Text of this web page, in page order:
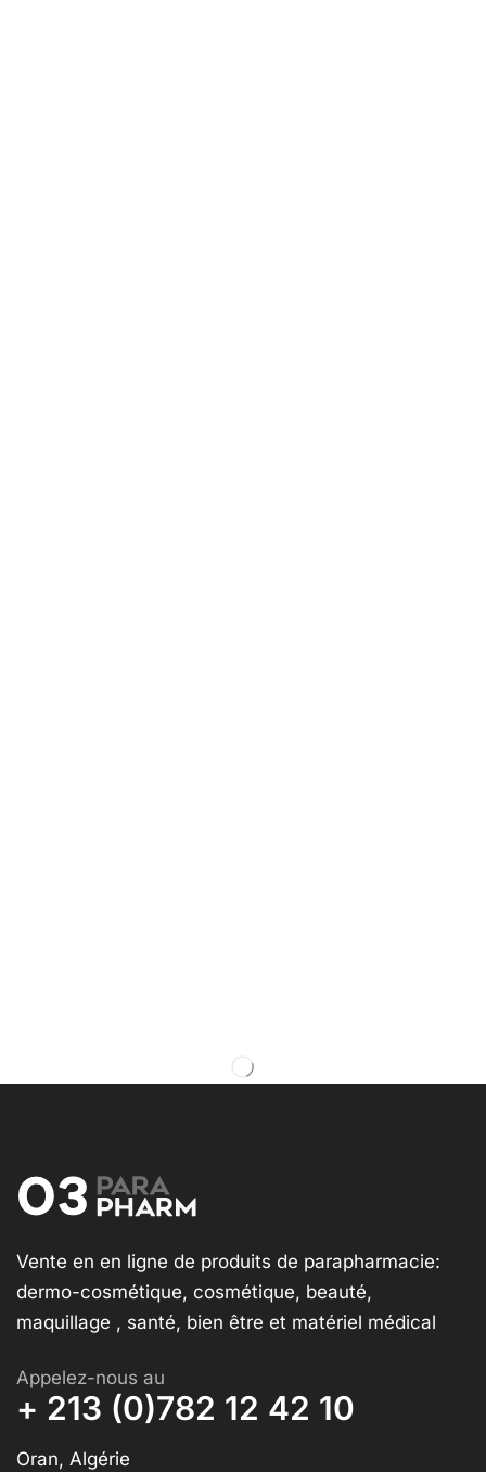
Vente en en ligne de produits de parapharmacie:
dermo-cosmétique, cosmétique, beauté,
maquillage , santé, bien être et matériel médical
Appelez-nous au
+ 213 (0)782 12 42 10
Oran, Algérie